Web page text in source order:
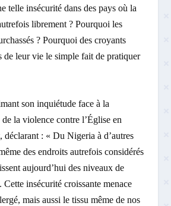
telle insécurité dans des pays où la
librement ? Pourquoi les
? Pourquoi des croyants
de leur vie le simple fait de pratiquer
son inquiétude face à la
la violence contre l’Église en
déclarant : « Du Nigeria à d’autres
des endroits autrefois considérés
aujourd’hui des niveaux de
Cette insécurité croissante menace
mais aussi le tissu même de nos